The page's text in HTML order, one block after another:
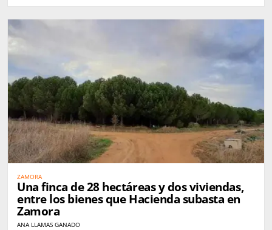
ZAMORA
Una finca de 28 hectáreas y dos viviendas,
entre los bienes que Hacienda subasta en
Zamora
ANA LLAMAS GANADO